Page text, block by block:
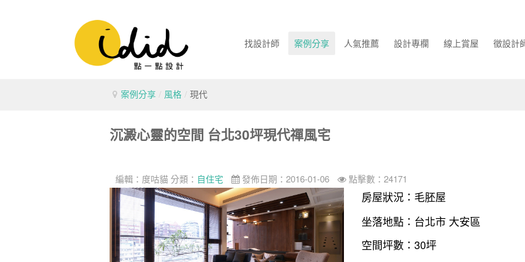
找設計師 案例分享 人氣推薦 設計專欄 線上賞屋 徵設計
案例分享 / 風格 / 現代
沉澱心靈的空間 台北30坪現代禪風宅
編輯： 度咕貓 分類： 自住宅 發佈日期：2016-01-06 點擊數：24171
房屋狀況：毛胚屋
坐落地點：台北市 大安區
空間坪數：30坪